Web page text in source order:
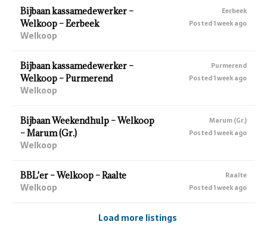
Bijbaan kassamedewerker –
Welkoop – Eerbeek
Welkoop
Eerbeek
Posted 1 week ago
Bijbaan kassamedewerker –
Welkoop – Purmerend
Welkoop
Purmerend
Posted 1 week ago
Bijbaan Weekendhulp – Welkoop
– Marum (Gr.)
Welkoop
Marum (Gr.)
Posted 1 week ago
BBL'er – Welkoop – Raalte
Welkoop
Raalte
Posted 1 week ago
Load more listings